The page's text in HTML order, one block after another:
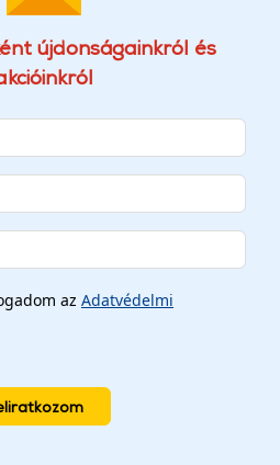
újdonságainkról és
az Adatvédelmi